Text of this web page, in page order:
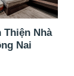
Thiện Nhà
Nai